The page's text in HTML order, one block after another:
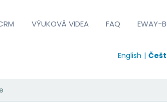
VÝUKOVÁ VIDEA FAQ EWAY-
English